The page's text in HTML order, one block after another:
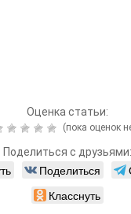
Оценка статьи:
(пока оценок
Поделиться с друзьями:
Поделиться
Класснуть